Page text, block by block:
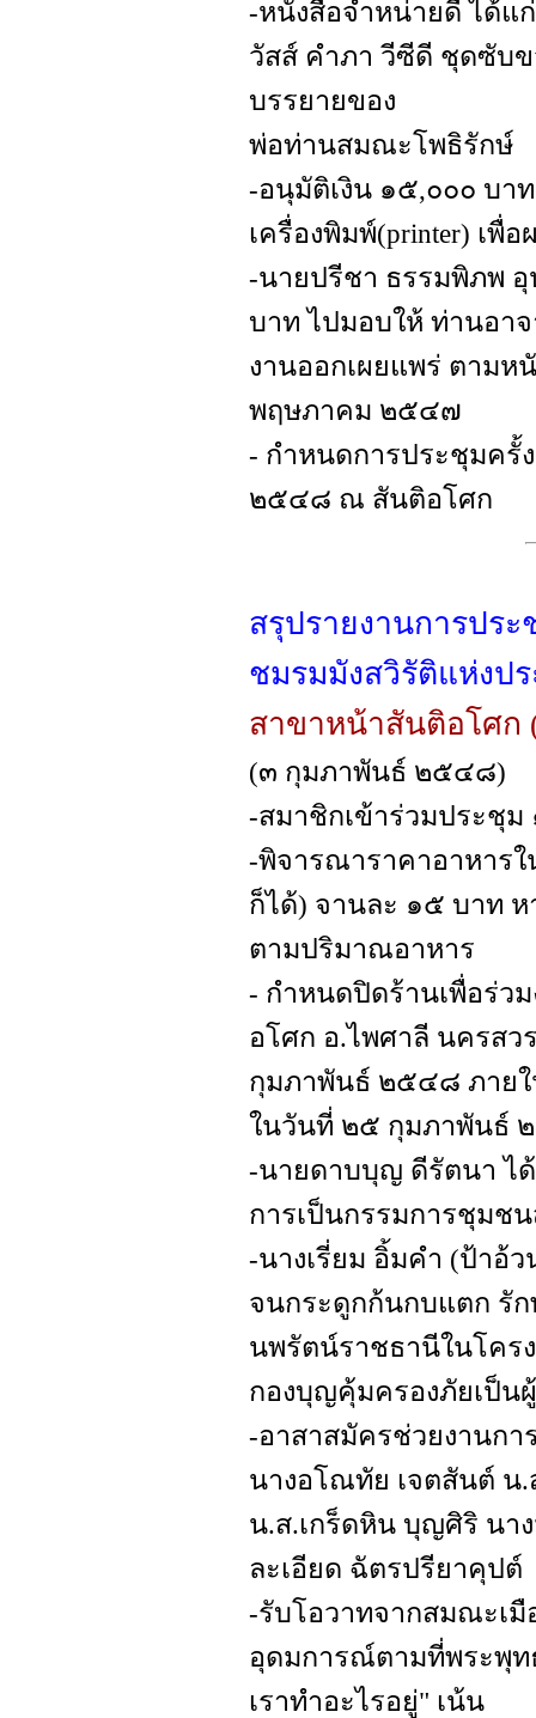
-หนังสือจำหน่ายดี ได้แ
วัสส์ คำภา วีซีดี ชุดซับ
บรรยายของ
พ่อท่านสมณะโพธิรักษ์
-อนุมัติเงิน ๑๕,๐๐๐ บา
เครื่องพิมพ์(printer) เพื่
-นายปรีชา ธรรมพิภพ
บาท ไปมอบให้ ท่านอา
งานออกเผยแพร่ ตาม
พฤษภาคม ๒๕๔๗
- กำหนดการประชุมครั้
๒๕๔๘ ณ สันติอโศก
สรุปรายงานการประ
ชมรมมังสวิรัติแห่งปร
สาขาหน้าสันติอโศก
(๓ กุมภาพันธ์ ๒๕๔๘)
-สมาชิกเข้าร่วมประชุ
-พิจารณาราคาอาหาร
ก็ได้) จานละ ๑๕ บาท
ตามปริมาณอาหาร
- กำหนดปิดร้านเพื่อร่ว
อโศก อ.ไพศาลี นครส
กุมภาพันธ์ ๒๕๔๘ ภายใ
ในวันที่ ๒๕ กุมภาพันธ์
-นายดาบบุญ ดีรัตนา ไ
การเป็นกรรมการชุมช
-นางเรี่ยม อิ้มคำ (ป้าอ้
จนกระดูกก้นกบแตก รั
นพรัตน์ราชธานีในโคร
กองบุญคุ้มครองภัยเป็น
-อาสาสมัครช่วยงานก
นางอโณทัย เจตสันต์ น
น.ส.เกร็ดหิน บุญศิริ นา
ละเอียด ฉัตรปรียาคุปต์
-รับโอวาทจากสมณะเมื
อุดมการณ์ตามที่พระพุท
เราทำอะไรอยู่" เน้น